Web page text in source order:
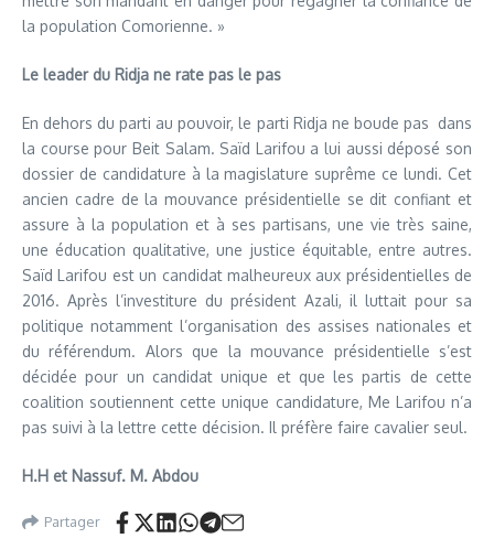
la population Comorienne. »
Le leader du Ridja ne rate pas le pas
En dehors du parti au pouvoir, le parti Ridja ne boude pas dans
la course pour Beit Salam. Saïd Larifou a lui aussi déposé son
dossier de candidature à la magislature suprême ce lundi. Cet
ancien cadre de la mouvance présidentielle se dit confiant et
assure à la population et à ses partisans, une vie très saine,
une éducation qualitative, une justice équitable, entre autres.
Saïd Larifou est un candidat malheureux aux présidentielles de
2016. Après l’investiture du président Azali, il luttait pour sa
politique notamment l’organisation des assises nationales et
du référendum. Alors que la mouvance présidentielle s’est
décidée pour un candidat unique et que les partis de cette
coalition soutiennent cette unique candidature, Me Larifou n’a
pas suivi à la lettre cette décision. Il préfère faire cavalier seul.
H.H et Nassuf. M. Abdou
Partager